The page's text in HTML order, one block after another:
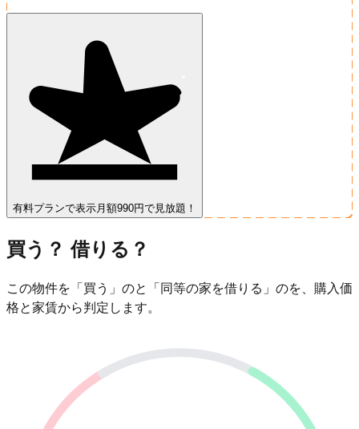
有料プランで表示 月額990円で見放題！
買う？ 借りる？
この物件を「買う」のと「同等の家を借りる」のを、購入価
格と家賃から判定します。